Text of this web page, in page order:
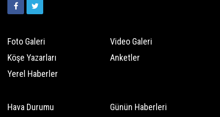
Foto Galeri
Video Galeri
Köşe Yazarları
Anketler
Yerel Haberler
Hava Durumu
Günün Haberleri